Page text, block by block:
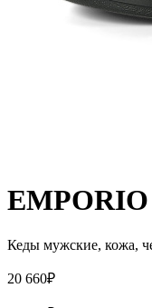
Кеды мужские, кожа,
20 660₽